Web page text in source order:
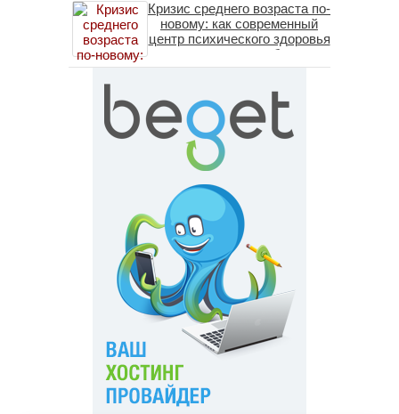
Кризис среднего возраста по-
новому: как современный
центр психического здоровья
помогает пересобрать
личность без таблеток